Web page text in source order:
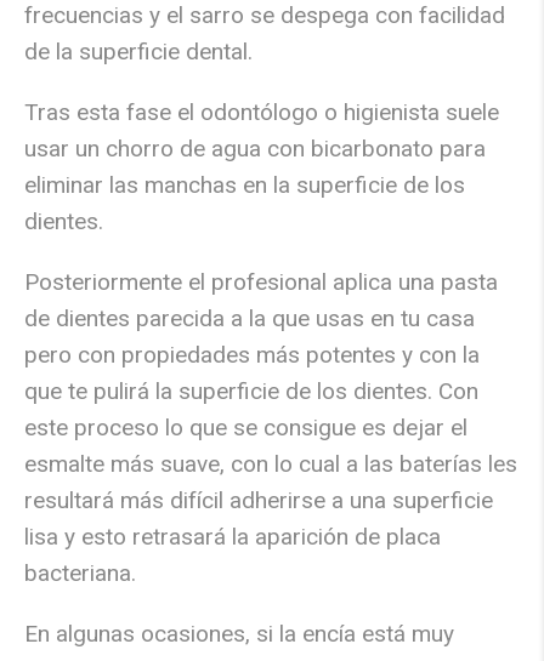
frecuencias y el sarro se despega con facilidad
de la superficie dental.
Tras esta fase el odontólogo o higienista suele
usar un chorro de agua con bicarbonato para
eliminar las manchas en la superficie de los
dientes.
Posteriormente el profesional aplica una pasta
de dientes parecida a la que usas en tu casa
pero con propiedades más potentes y con la
que te pulirá la superficie de los dientes. Con
este proceso lo que se consigue es dejar el
esmalte más suave, con lo cual a las baterías les
resultará más difícil adherirse a una superficie
lisa y esto retrasará la aparición de placa
bacteriana.
En algunas ocasiones, si la encía está muy